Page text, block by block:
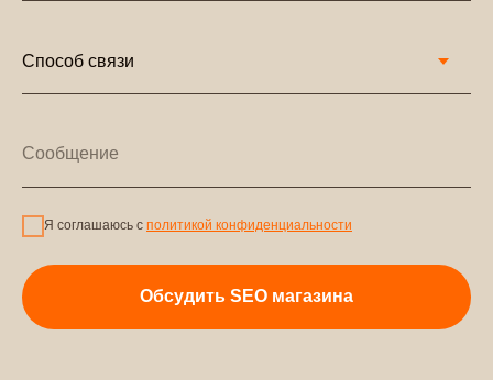
Я соглашаюсь с политикой конфиденциальности
Обсудить SEO магазина
Доказательство